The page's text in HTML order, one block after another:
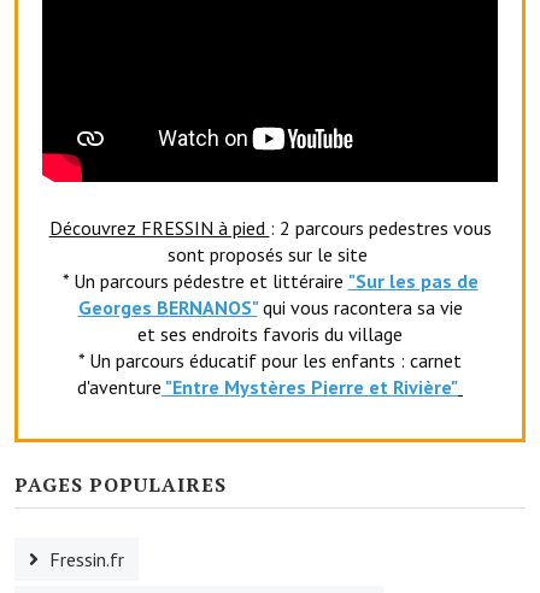
Les Amis du Patrimoine
L'association du château
Le club de l'amitié
Le comité des fêtes
L'association des anciens combattants
L'association des anciens sapeurs-pompiers volontaires
Découvrez FRESSIN à pied : 2 parcours pedestres vous
sont proposés sur le site
* Un parcours pédestre et littéraire "Sur les pas de
Georges BERNANOS" qui vous racontera sa vie
et ses endroits favoris du village
* Un parcours éducatif pour les enfants : carnet
d'aventure "Entre Mystères Pierre et Rivière"
PAGES POPULAIRES
Fressin.fr